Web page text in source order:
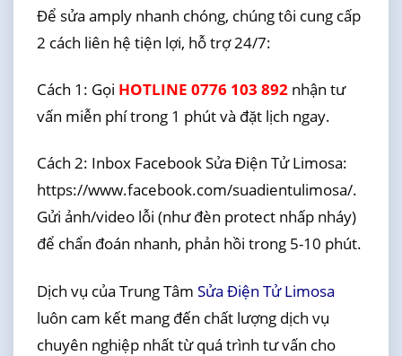
Để sửa amply nhanh chóng, chúng tôi cung cấp
2 cách liên hệ tiện lợi, hỗ trợ 24/7:
Cách 1: Gọi HOTLINE 0776 103 892nhận tư
vấn miễn phí trong 1 phút và đặt lịch ngay.
Cách 2: Inbox Facebook Sửa Điện Tử Limosa:
https://www.facebook.com/suadientulimosa/.
Gửi ảnh/video lỗi (như đèn protect nhấp nháy)
để chẩn đoán nhanh, phản hồi trong 5-10 phút.
Dịch vụ của Trung Tâm Sửa Điện Tử Limosa
luôn cam kết mang đến chất lượng dịch vụ
chuyên nghiệp nhất từ quá trình tư vấn cho